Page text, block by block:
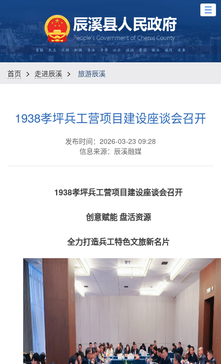
首页 > 走进辰溪 > 旅游辰溪
1938孝坪兵工营项目建设座谈会召开
发布时间：2026-03-23 09:28
信息来源：辰溪融媒
1938孝坪兵工营项目建设座谈会召开
创意赋能 盘活资源
全力打造兵工特色文旅新名片